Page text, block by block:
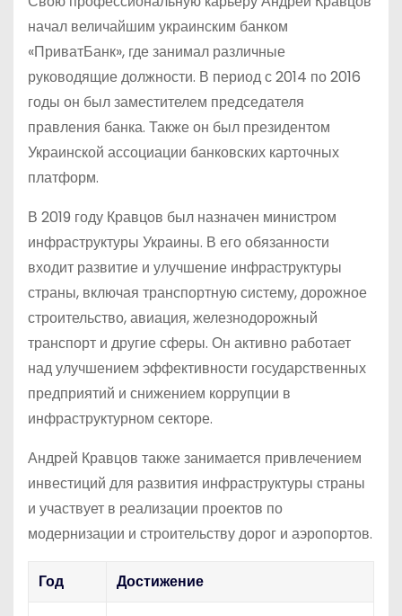
начал величайшим украинским банком
«ПриватБанк», где занимал различные
руководящие должности. В период с 2014 по 2016
годы он был заместителем председателя
правления банка. Также он был президентом
Украинской ассоциации банковских карточных
платформ.
В 2019 году Кравцов был назначен министром
инфраструктуры Украины. В его обязанности
входит развитие и улучшение инфраструктуры
страны, включая транспортную систему, дорожное
строительство, авиация, железнодорожный
транспорт и другие сферы. Он активно работает
над улучшением эффективности государственных
предприятий и снижением коррупции в
инфраструктурном секторе.
Андрей Кравцов также занимается привлечением
инвестиций для развития инфраструктуры страны
и участвует в реализации проектов по
модернизации и строительству дорог и аэропортов.
Год
Достижение